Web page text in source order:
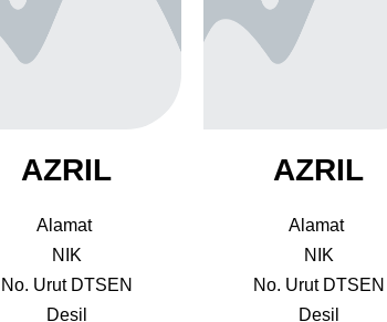
AZRIL
Alamat
NIK
No. Urut DTSEN
Desil
AZRIL
Alamat
NIK
No. Urut DTSEN
Desil